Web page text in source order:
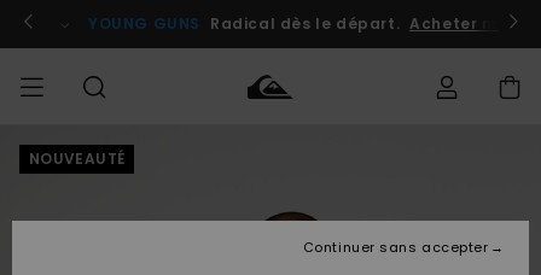
l'information
le
Se connecter / s'inscrire
YOUNG GUNS Radical dès le départ. Acheter
HOMME
NOUVEAUTÉ
Continuer sans accepter